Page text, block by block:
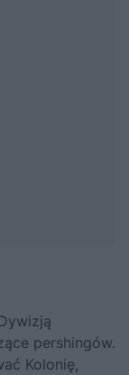
pershingów.
Kolonię,